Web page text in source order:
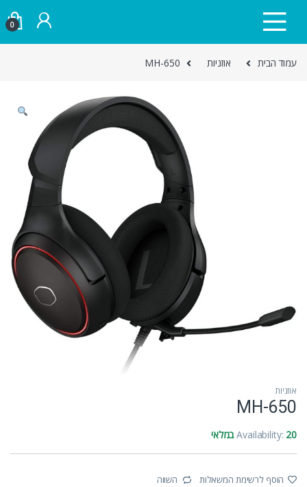
0
עמוד הבית אוזניות MH-650
אוזניות
MH-650
Availability: 20 במלאי
הוסף לרשימת המשאלות השווה